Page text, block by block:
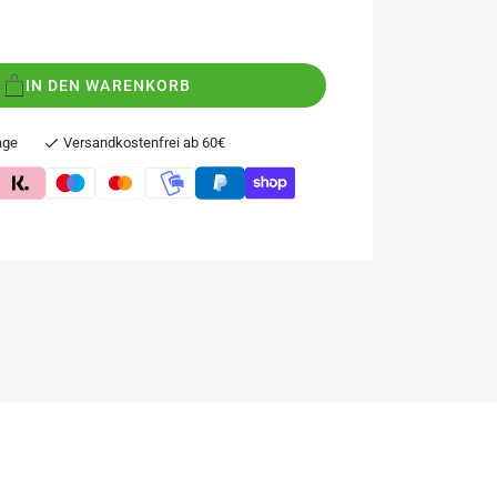
IN DEN WARENKORB
Versandkostenfrei ab 60€